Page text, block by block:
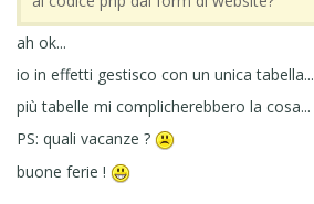
ah ok...
io in effetti gestisco con un unica tabella...
più tabelle mi complicherebbero la cosa...
PS: quali vacanze ?
buone ferie !